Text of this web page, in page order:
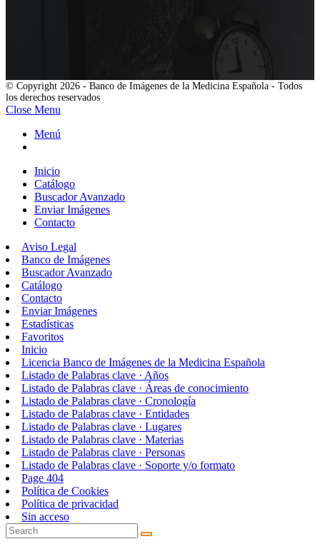
© Copyright 2026 - Banco de Imágenes de la Medicina Española - Todos
los derechos reservados
Close Menu
Menú
Inicio
Catálogo
Buscador Avanzado
Enviar Imágenes
Contacto
Aviso Legal
Banco de Imágenes
Buscador Avanzado
Catálogo
Contacto
Enviar Imágenes
Estadísticas
Favoritos
Inicio
Licencia Banco de Imágenes de la Medicina Española
Listado de Palabras clave · Años
Listado de Palabras clave · Áreas de conocimiento
Listado de Palabras clave · Cronología
Listado de Palabras clave · Entidades
Listado de Palabras clave · Lugares
Listado de Palabras clave · Materias
Listado de Palabras clave · Personas
Listado de Palabras clave · Soporte y/o formato
Page 404
Política de Cookies
Política de privacidad
Sin acceso